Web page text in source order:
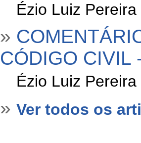
Ézio Luiz
»
CÓDIGO CIVIL
Ézio Luiz
» Ver todos os